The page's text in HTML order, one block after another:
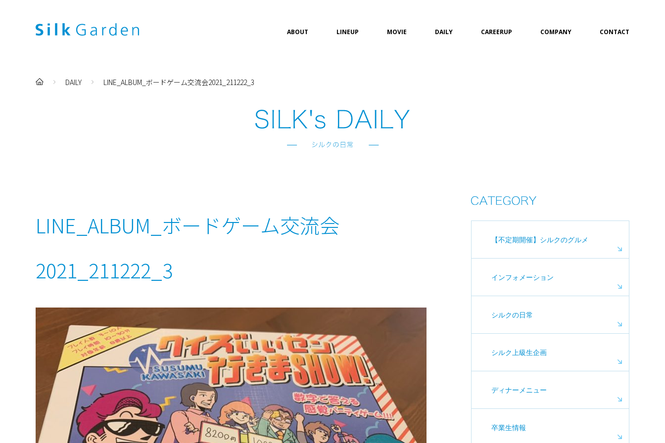
ABOUT LINEUP MOVIE DAILY CAREERUP COMPANY CONTACT
DAILY LINE_ALBUM_ボードゲーム交流会2021_211222_3
LINE_ALBUM_ボードゲーム交流会
2021_211222_3
【不定期開催】シルクのグルメ
インフォメーション
シルクの日常
シルク上級生企画
ディナーメニュー
卒業生情報